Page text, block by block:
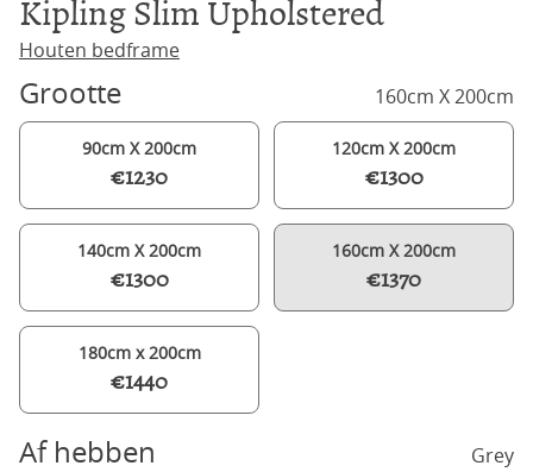
Kipling Slim Upholstered
Houten bedframe
Grootte 160cm X 200cm
90cm X 200cm
€1230
120cm X 200cm
€1300
140cm X 200cm
€1300
160cm X 200cm
€1370
180cm x 200cm
€1440
Af hebben
Grey